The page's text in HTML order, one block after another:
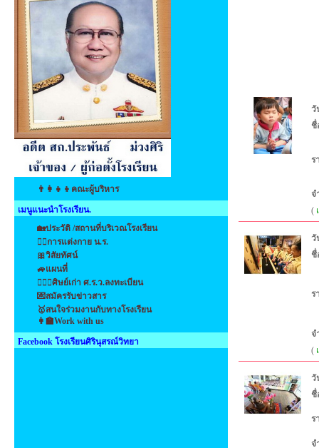
👨‍👩‍👧‍👦คณะผู้บริหาร
เมนูแนะนำโรงเรียน.
🏡ประวัติ /สถานที่บริเวณโรงเรียน
👩‍⚕️การแต่งกาย น.ร.
🎀วิสัยทัศน์
🚙แผนที่
👩‍❤️‍👩ศิษย์เก่า ศ.ร.ว.ลงทะเบียน
💌สมัครรับข่าวสาร
🥇สนใจร่วมงานกับทางโรงเรียน
👩‍🏫Work with us
Facebook โรงเรียนศิรินุสรณ์วิทยา
วั
ชื่
ร
จ
(
วั
ชื่
ร
จ
(
วั
ชื่
ร
จ